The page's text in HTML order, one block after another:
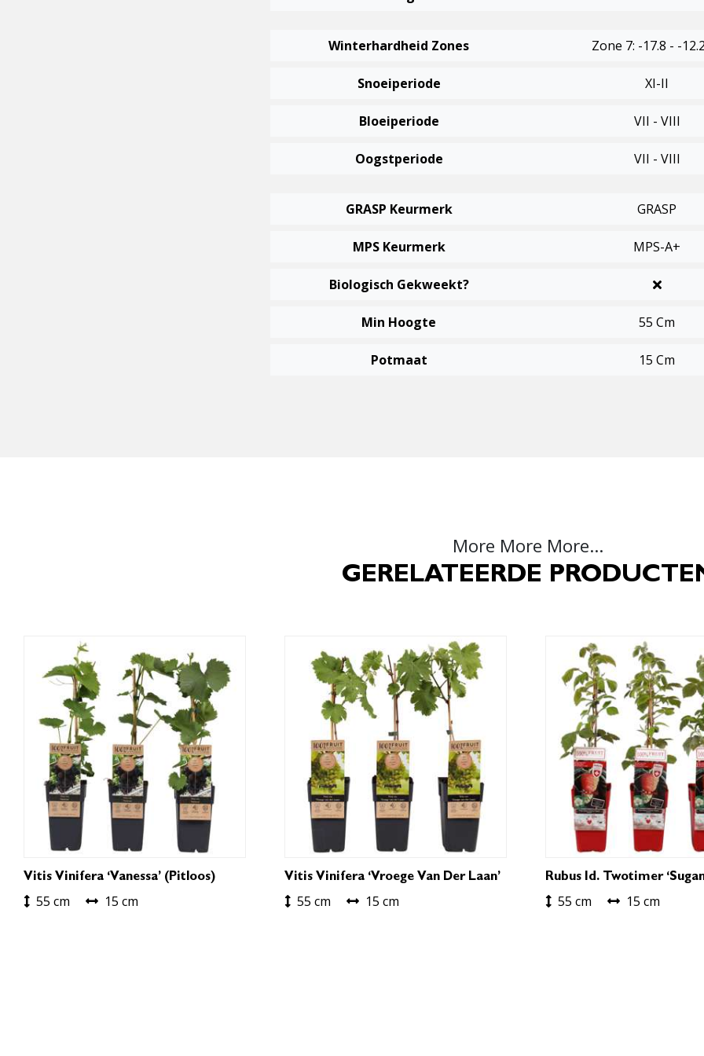
Winterhardheid Zones Zone 7: -17.8 - -
Snoeiperiode XI-II
Bloeiperiode VII - VIII
Oogstperiode VII - VIII
GRASP Keurmerk GRASP
MPS Keurmerk MPS-A+
Biologisch Gekweekt?
Min Hoogte 55 Cm
Potmaat 15 Cm
More More More...
GERELATEERDE
Vitis Vinifera ‘Vanessa’ (pitloos)
55 cm 15 cm
Vitis Vinifera ‘Vroege Van Der Laan’
55 cm 15 cm
Rubus Id. Twotimer
55 cm 15 cm